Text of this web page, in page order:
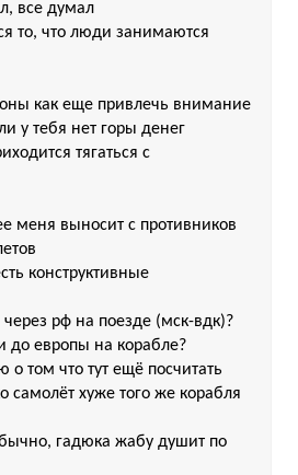
все думал
то, что люди занимаются
как еще привлечь внимание
у тебя нет горы денег
тягаться с
меня выносит с противников
конструктивные
рф на поезде (мск-вдк)?
до европы на корабле?
о том что тут ещё посчитать
самолёт хуже того же корабля
гадюка жабу душит по